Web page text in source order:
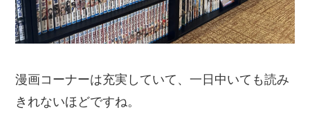
漫画コーナーは充実していて、一日中いても読み
きれないほどですね。